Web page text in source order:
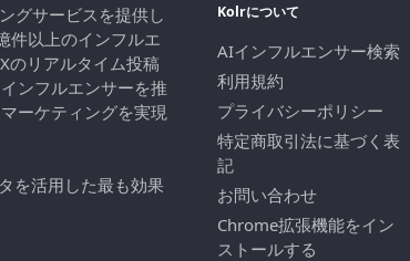
グサービスを提供し
件以上のインフルエ
のリアルタイム投稿
ンフルエンサーを推
ーケティングを実現
を活用した最も効果
Kolrについて
AIインフルエンサー検索
利用規約
プライバシーポリシー
特定商取引法に基づく表
記
お問い合わせ
Chrome拡張機能をイン
ストールする